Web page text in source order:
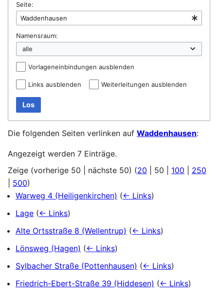
Seite:
Namensraum:
Vorlageneinbindungen ausblenden
Links ausblenden Weiterleitungen ausblenden
Los
Die folgenden Seiten verlinken auf Waddenhausen:
Angezeigt werden 7 Einträge.
Zeige (vorherige 50 nächste 50) (20 50 100
250
500)
Warweg 4 (Heiligenkirchen) (← Links)
Lage (← Links)
Alte Ortsstraße 8 (Wellentrup) (← Links)
Lönsweg (Hagen) (← Links)
Sylbacher Straße (Pottenhausen) (← Links)
Friedrich-Ebert-Straße 39 (Hiddesen) (← Links)